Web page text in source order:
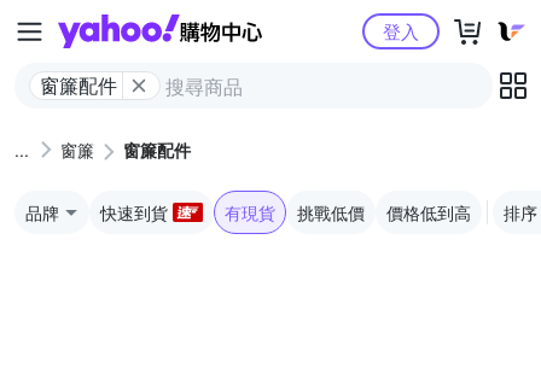
Yahoo購物中心
窗簾配件
登入
窗簾 窗簾配件
品牌 快速到貨 有現貨 挑戰低價 價格低到高 排序